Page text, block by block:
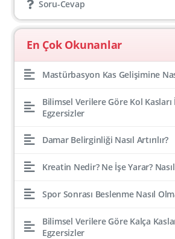
Soru-Cevap
En Çok Okunanlar
Mastürbasyon Kas Gelişimine
Bilimsel Verilere Göre Kol Kasları
Egzersizler
Damar Belirginliği Nasıl Artırılır?
Kreatin Nedir? Ne İşe Yarar? Nasıl
Spor Sonrası Beslenme Nasıl
Bilimsel Verilere Göre Kalça
Egzersizler